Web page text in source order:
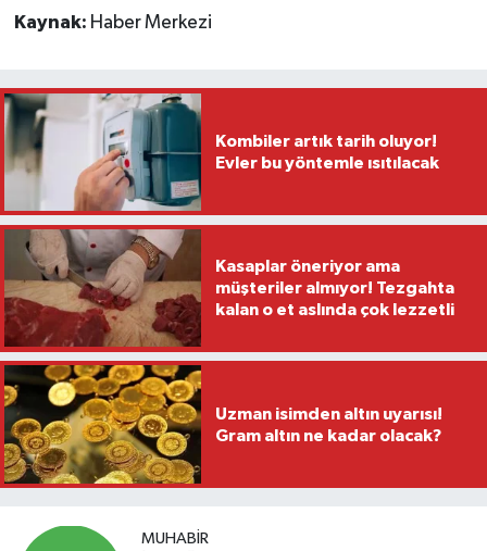
Kaynak: Haber Merkezi
Kombiler artık tarih oluyor!
Evler bu yöntemle ısıtılacak
Kasaplar öneriyor ama
müşteriler almıyor! Tezgahta
kalan o et aslında çok lezzetli
Uzman isimden altın uyarısı!
Gram altın ne kadar olacak?
MUHABIR